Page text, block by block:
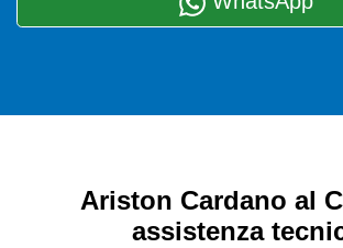
Ariston Cardano al
assistenza